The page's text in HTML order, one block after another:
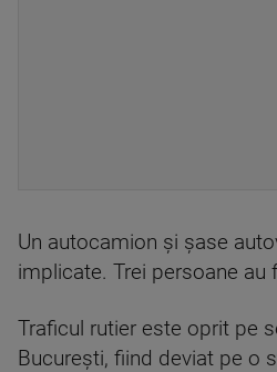
Un autocamion și șase
implicate. Trei persoane au
Traficul rutier este oprit pe
București, fiind deviat pe o